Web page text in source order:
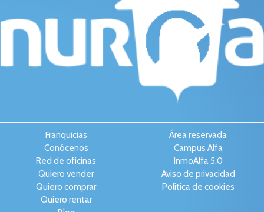
Franquicias
Conócenos
Red de oficinas
Quiero vender
Quiero comprar
Quiero rentar
Área reservada
Campus Alfa
InmoAlfa 5.0
Aviso de privacidad
Política de cookies